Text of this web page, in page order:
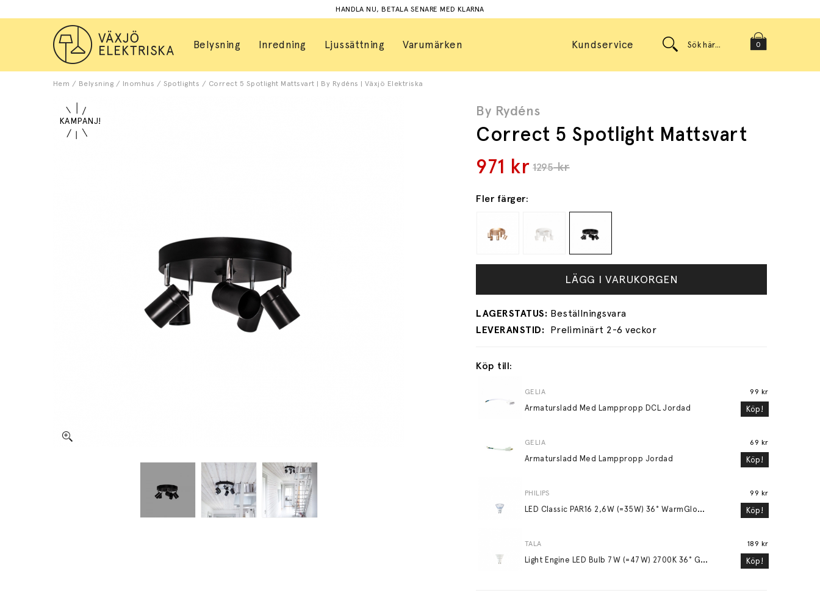
HANDLA NU, BETALA SENARE MED KLARNA
Belysning Inredning Ljussättning Varumärken 0
Kundservice
Hem / Belysning / Inomhus / Spotlights / Correct 5 Spotlight Mattsvart | By Rydéns | Växjö Elektriska
By Rydéns
Correct 5 Spotlight Mattsvart
1295kr
971 kr
Fler färger:
LÄGG I VARUKORGEN
Preliminärt 2-6 veckor
Köp till:
GELIA
Armatursladd Med Lamppropp DCL Jordad
99 kr
Köp!
GELIA
Armatursladd Med Lamppropp Jordad
69 kr
Köp!
PHILIPS
L
ED Classic PAR16 2,6W (=35W) 36° WarmGlow GU10
99 kr
Köp!
TALA
L
ight Engine LED Bulb 7W (=47W) 2700K 36° GU10
189 kr
Köp!